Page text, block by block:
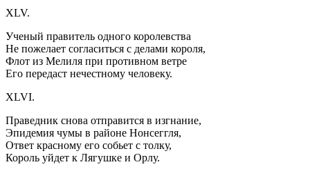
XLV.
Ученый правитель одного королевства
Не пожелает согласиться с делами короля,
Флот из Мелиля при противном ветре
Его передаст нечестному человеку.
XLVI.
Праведник снова отправится в изгнание,
Эпидемия чумы в районе Нонсеггля,
Ответ красному его собьет с толку,
Король уйдет к Лягушке и Орлу.